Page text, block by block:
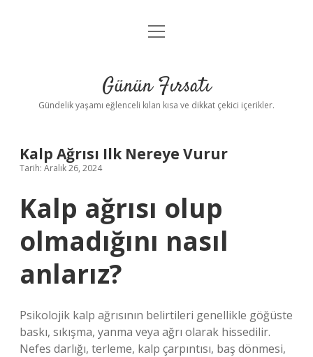
Anasayfa
Yasal Uyarı
menüyü
Günün Fırsatı
Gündelik yaşamı eğlenceli kılan kısa ve dikkat çekici içerikler.
Kalp Ağrısı Ilk Nereye Vurur
Tarih: Aralık 26, 2024
Kalp ağrısı olup
olmadığını nasıl
anlarız?
Psikolojik kalp ağrısının belirtileri genellikle göğüste
baskı, sıkışma, yanma veya ağrı olarak hissedilir.
Nefes darlığı, terleme, kalp çarpıntısı, baş dönmesi,